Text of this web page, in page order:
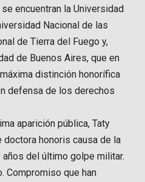
encuentran la Universidad
Nacional de las
de Tierra del Fuego y,
de Buenos Aires, que en
distinción honorífica
defensa de los derechos
aparición pública, Taty
honoris causa de la
del último golpe militar.
Compromiso que han